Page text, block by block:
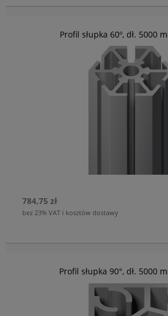
Profil słupka 60º, dł. 5000
784,75 zł
bez 23% VAT i kosztów dostawy
Profil słupka 90°, dł. 5000